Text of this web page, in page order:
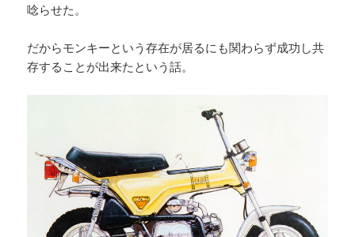
唸らせた。
だからモンキーという存在が居るにも関わらず成功し共
存することが出来たという話。